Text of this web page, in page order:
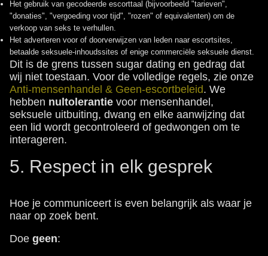
Het gebruik van gecodeerde escorttaal (bijvoorbeeld "tarieven",
"donaties", "vergoeding voor tijd", "rozen" of equivalenten) om de
verkoop van seks te verhullen.
Het adverteren voor of doorverwijzen van leden naar escortsites,
betaalde seksuele-inhoudssites of enige commerciële seksuele dienst.
Dit is de grens tussen sugar dating en gedrag dat
wij niet toestaan. Voor de volledige regels, zie onze
Anti-mensenhandel & Geen-escortbeleid. We
hebben nultolerantie voor mensenhandel,
seksuele uitbuiting, dwang en elke aanwijzing dat
een lid wordt gecontroleerd of gedwongen om te
interageren.
5. Respect in elk gesprek
Hoe je communiceert is even belangrijk als waar je
naar op zoek bent.
Doe geen: